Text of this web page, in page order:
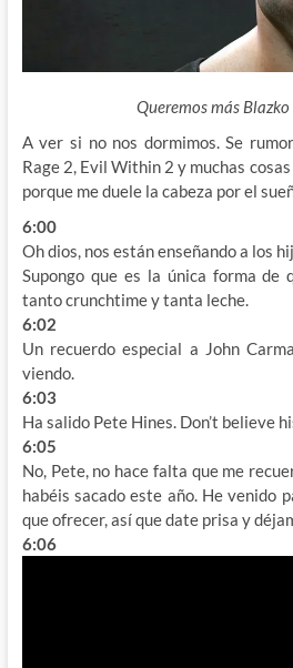
Queremos más
A ver si no nos dormimos. Se
Rage 2, Evil Within 2 y muchas
porque me duele la cabeza por el
6:00
Oh dios, nos están enseñando a los
Supongo que es la única forma de
tanto crunchtime y tanta leche.
6:02
Un recuerdo especial a John
viendo.
6:03
Ha salido Pete Hines. Don’t believe
6:05
No, Pete, no hace falta que me
habéis sacado este año. He venido
que ofrecer, así que date prisa y
6:06